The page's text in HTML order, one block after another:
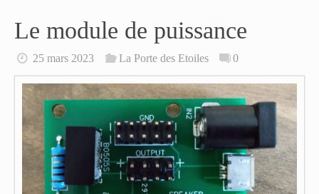
Le module de puissance
25 mars 2023 La Porte des Etoiles 0